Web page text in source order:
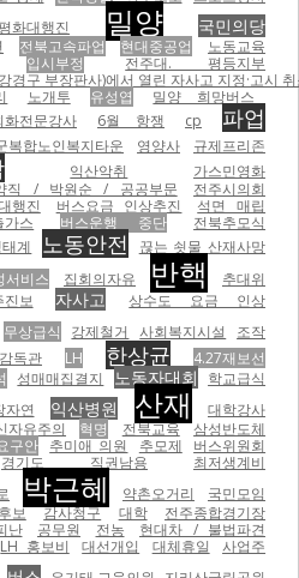
대행진 밀양 국민의당
전북고속파업 현대중공업
노동교육
입시부정
전주대. 평등지부
경구 부장판사)에서 열린 자사고 지정·고시
노개투 유성엽
밀양 희망버스
화전문강사 6월 항쟁 cp
파업
복합노인복지타운 영양사
규제프리존
익산악취
가스민영화
직 / 박원순 / 공공부문
전주시의회
행진 버스요금 인상추진
석면 매립
가스 버스운행 중단
전북추모식
계 노동안전
끊는 쇳물 산재사망
서비스 집회의자유 반핵
추대위
진보 자사고 상수도 요금 인상
무상급식 강제철거 사회복지시설
조작
독관 LH 한상균
4.27재보선
성매매집결지 노동자대회
학교급식
자연 익산병원 산재
대학강사
자유주의 혁명 전북교육
삼성반도체
구안 추미애 의원 추모제
버스위원회
경기도 직권남용
최저생계비
박근혜 약촌오거리
국민모임
보 감사청구 대학
전주종합경기장
난 공무원 전농
현대차 / 불법파견
LH 홍보비 대선개입 대체휴일
사업주